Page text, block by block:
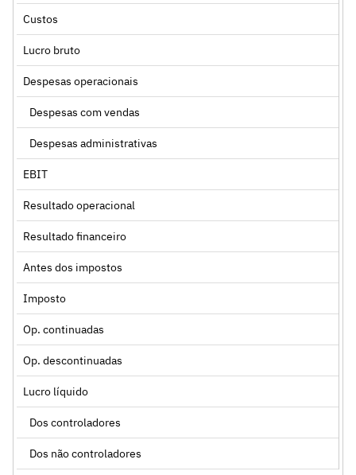
Custos
Lucro bruto
Despesas operacionais
Despesas com vendas
Despesas administrativas
EBIT
Resultado operacional
Resultado financeiro
Antes dos impostos
Imposto
Op. continuadas
Op. descontinuadas
Lucro líquido
Dos controladores
Dos não controladores